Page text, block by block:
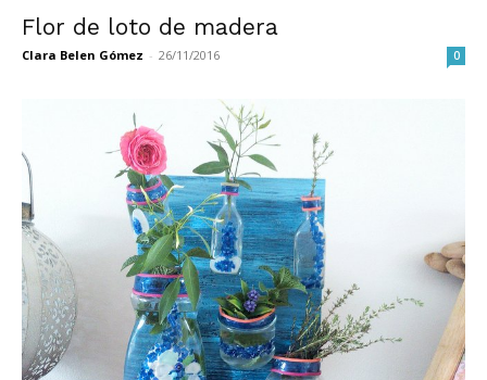
Flor de loto de madera
Clara Belen Gómez - 26/11/2016 0